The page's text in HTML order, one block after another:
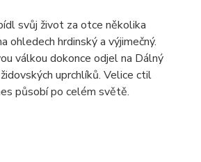
svůj život za otce několika
ohledech hrdinský a výjimečný.
válkou dokonce odjel na Dálný
uprchlíků. Velice ctil
působí po celém světě.